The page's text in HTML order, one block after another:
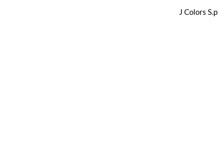
J Colors